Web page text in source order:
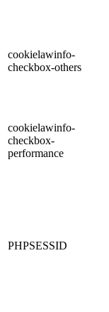
cookielawinfo-
checkbox-others
cookielawinfo-
checkbox-
performance
PHPSESSID